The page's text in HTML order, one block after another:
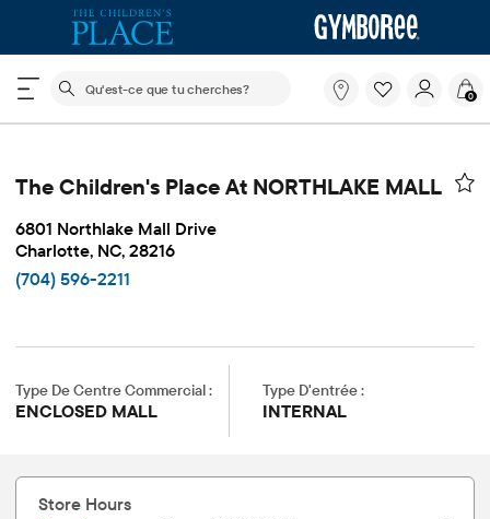
Le champ de recherche ci-dessous filtre les
Qu'est-
que
0
The Children's Place At NORTHLAKE MALL
6801 Northlake Mall Drive
Charlotte, NC, 28216
(704) 596-2211
Type De Centre Commercial :
ENCLOSED MALL
Type D'entrée :
INTERNAL
Store Hours